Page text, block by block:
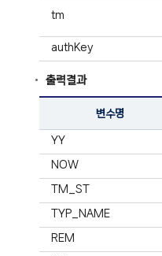
tm
authKey
출력결과
변수명
YY
NOW
TM_ST
TYP_NAME
REM